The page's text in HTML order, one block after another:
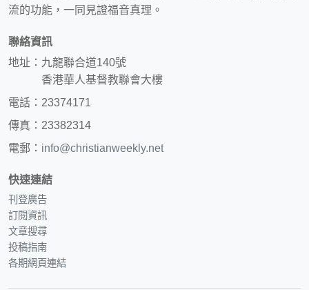
流的功能，一同見證福音真理。
聯絡資訊
地址：九龍聯合道140號
香港華人基督教聯會大樓
電話：23374171
傳真：23382314
電郵： info@christianweekly.net
快速連結
刊登廣告
訂閱資訊
文章搜尋
投稿指南
各期網頁連結